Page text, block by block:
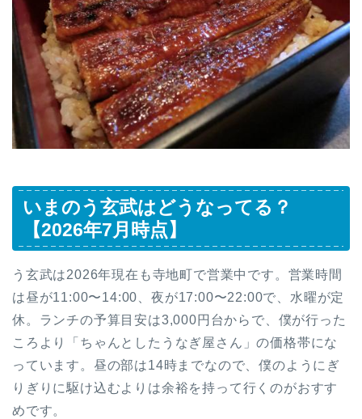
いまのう玄武はどうなってる？
【2026年7月時点】
う玄武は2026年現在も寺地町で営業中です。営業時間
は昼が11:00〜14:00、夜が17:00〜22:00で、水曜が定
休。ランチの予算目安は3,000円台からで、僕が行った
ころより「ちゃんとしたうなぎ屋さん」の価格帯にな
っています。昼の部は14時までなので、僕のようにぎ
りぎりに駆け込むよりは余裕を持って行くのがおすす
めです。